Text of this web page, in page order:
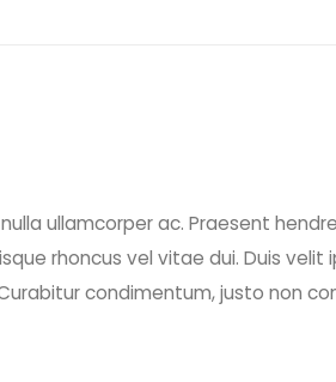
ullamcorper ac. Praesent
rhoncus vel vitae dui. Duis
condimentum, justo non